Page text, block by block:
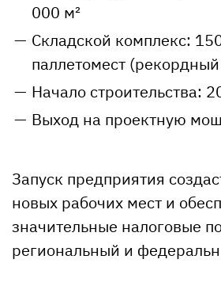
000 м²
Складской комплекс:
паллетомест
Начало строительства:
Выход на проектную
Запуск предприятия
новых рабочих мест и
значительные налоговые
региональный и